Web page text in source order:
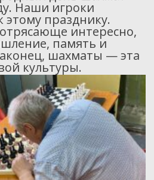
Наши игроки
этому празднику.
интересно,
память и
шахматы — эта
культуры.